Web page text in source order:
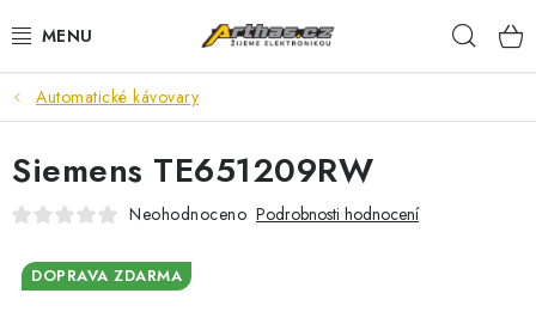
na
TELEFONY, TABLETY
POČÍTAČE, NOTEBOOKY
PRO HRÁČE
ELEKTRONIKA
Automatické kávovary
Siemens TE651209RW
Neohodnoceno Podrobnosti hodnocení
DOPRAVA ZDARMA